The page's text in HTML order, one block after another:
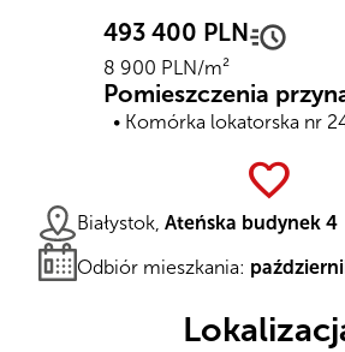
493 400 PLN
8 900 PLN/m²
Pomieszczenia
Komórka lokatorska nr
favorite
Białystok, Ateńska budynek 4
Odbiór mieszkania: